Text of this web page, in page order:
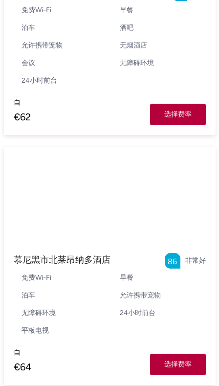
免费Wi-Fi 早餐
泊车 酒吧
允许携带宠物 无烟酒店
会议 无障碍环境
24小时前台
自
€62 选择费率
慕尼黑市北莱昂纳多酒店 非常好
86
免费Wi-Fi 早餐
泊车 允许携带宠物
无障碍环境 24小时前台
平板电视
自
€64 选择费率